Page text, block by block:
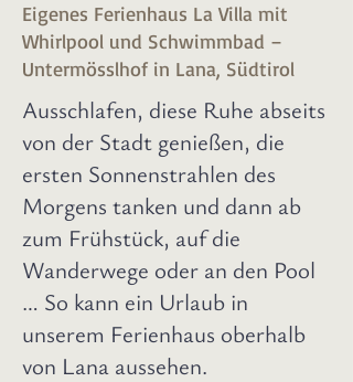
Eigenes Ferienhaus La Villa mit
Whirlpool und Schwimmbad –
Untermösslhof in Lana, Südtirol
Ausschlafen, diese Ruhe abseits
von der Stadt genießen, die
ersten Sonnenstrahlen des
Morgens tanken und dann ab
zum Frühstück, auf die
Wanderwege oder an den Pool
… So kann ein Urlaub in
unserem Ferienhaus oberhalb
von Lana aussehen.